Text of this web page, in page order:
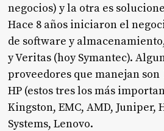
negocios) y la otra es
Hace 8 años iniciaron el
de software y
y Veritas (hoy Symantec).
proveedores que manejan
HP (estos tres los más
Kingston, EMC, AMD, Juniper,
Systems, Lenovo.